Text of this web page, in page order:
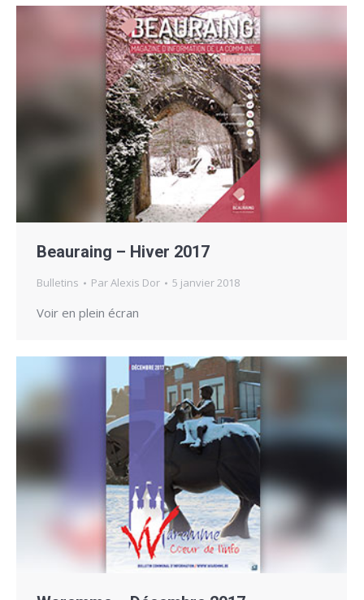
Beauraing – Hiver 2017
Bulletins ParAlexis Dor 5 janvier 2018
Voir en plein écran